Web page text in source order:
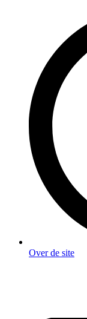
Over de site